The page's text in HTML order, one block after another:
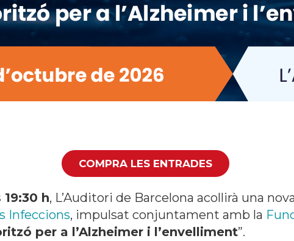
COMPRA LES ENTRADES
h, L’Auditori de Barcelona acollirà una
Infeccions, impulsat conjuntament amb la
per a l’Alzheimer i l’envelliment”.